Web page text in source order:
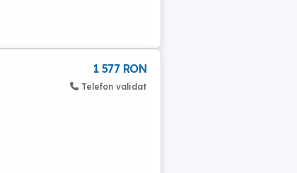
1 577 RON
Telefon validat